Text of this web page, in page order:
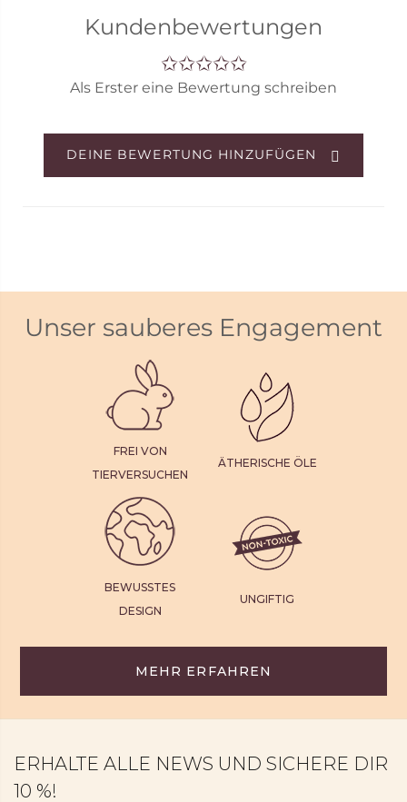
Kundenbewertungen
Als Erster eine Bewertung schreiben
DEINE BEWERTUNG HINZUFÜGEN
Unser sauberes Engagement
FREI VON
TIERVERSUCHEN
ÄTHERISCHE ÖLE
BEWUSSTES
DESIGN
UNGIFTIG
MEHR ERFAHREN
ERHALTE ALLE NEWS UND SICHERE DIR
10 %!